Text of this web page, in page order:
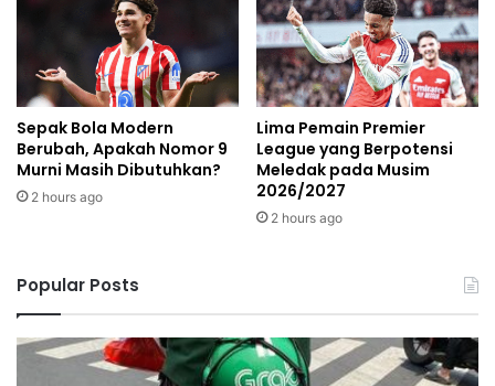
Sepak Bola Modern
Berubah, Apakah Nomor 9
Murni Masih Dibutuhkan?
2 hours ago
Lima Pemain Premier
League yang Berpotensi
Meledak pada Musim
2026/2027
2 hours ago
Popular Posts